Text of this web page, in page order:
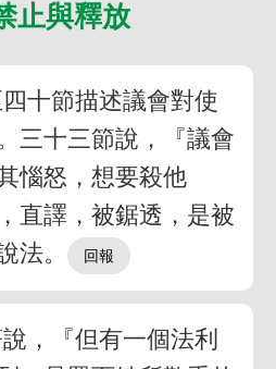
止與釋放
十節描述議會對使
三十三節說，『議會
惱怒，想要殺他
直譯，被鋸透，是被
法。
，『但有一個法利